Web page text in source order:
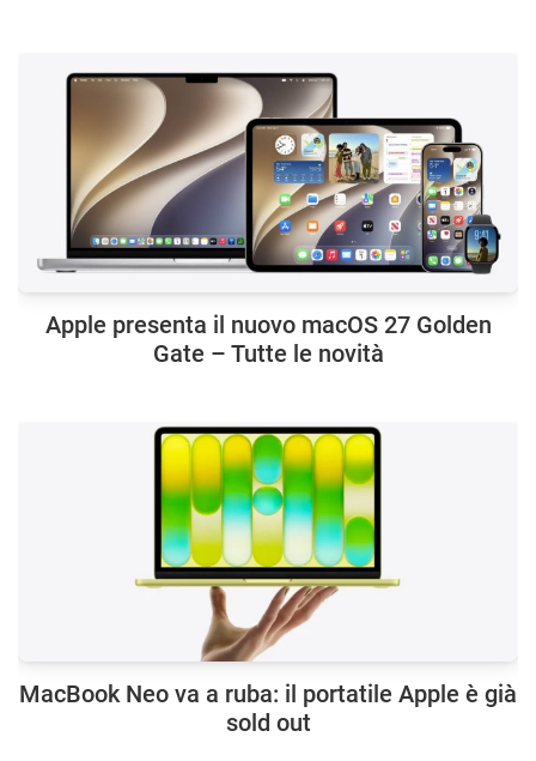
Apple presenta il nuovo macOS 27 Golden
Gate – Tutte le novità
MacBook Neo va a ruba: il portatile Apple è già
sold out